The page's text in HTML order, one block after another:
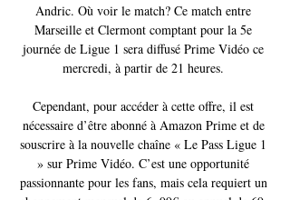
Andric. Où voir le match? Ce match entre
Marseille et Clermont comptant pour la 5e
journée de Ligue 1 sera diffusé Prime Vidéo ce
mercredi, à partir de 21 heures.
Cependant, pour accéder à cette offre, il est
nécessaire d’être abonné à Amazon Prime et de
souscrire à la nouvelle chaîne « Le Pass Ligue 1
» sur Prime Vidéo. C’est une opportunité
passionnante pour les fans, mais cela requiert un